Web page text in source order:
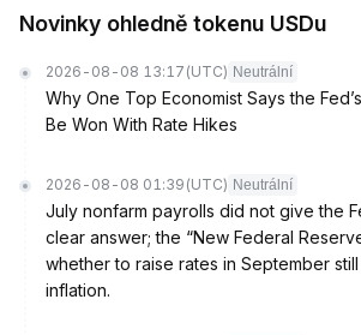
Novinky ohledně tokenu USDu
2026-08-08 13:17 (UTC) Neutrální
Why One Top Economist Says the
Be Won With Rate Hikes
2026-08-08 01:39 (UTC) Neutrální
July nonfarm payrolls did not give the
clear answer; the “New Federal
whether to raise rates in September
inflation.